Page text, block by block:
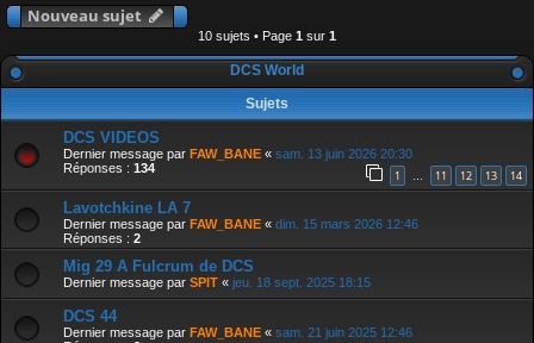
Nouveau sujet
10 sujets • Page 1 sur 1
DCS World
Sujets
DCS VIDEOS
Dernier message par FAW_BANE « sam. 13 juin 2026 20:30
Réponses : 134 1 … 11 12 13 14
Lavotchkine LA 7
Dernier message par FAW_BANE « dim. 15 mars 2026 12:46
Réponses : 2
Mig 29 A Fulcrum de DCS
Dernier message par SPIT « jeu. 18 sept. 2025 18:15
DCS 44
Dernier message par FAW_BANE « sam. 21 juin 2025 12:46